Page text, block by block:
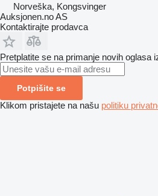
Norveška, Kongsvinger
Auksjonen.no AS
Kontaktirajte prodavca
Pretplatite se na primanje novih oglasa
Potpišite se
Klikom pristajete na našu politiku